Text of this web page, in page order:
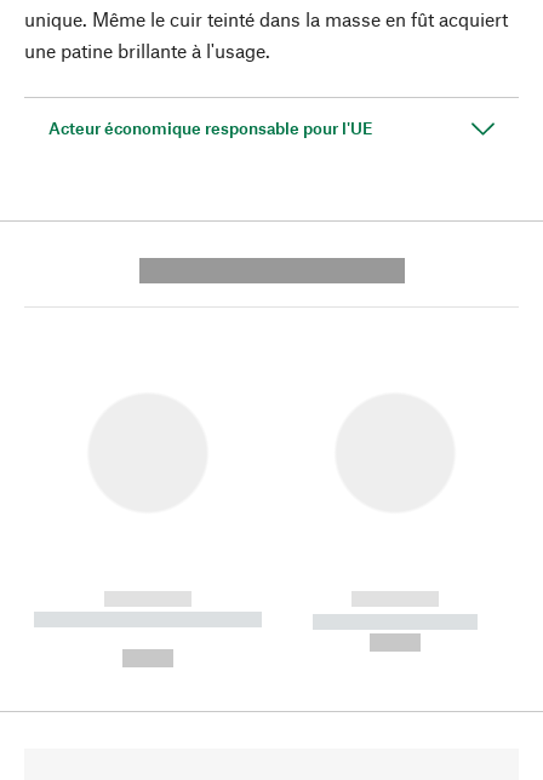
unique. Même le cuir teinté dans la masse en fût acquiert
une patine brillante à l'usage.
Acteur économique responsable pour l'UE
------------
----------- ----------- --------
------------
----------- -----------